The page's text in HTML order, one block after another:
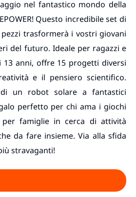
nel fantastico mondo della
Questo incredibile set di
trasformerà i vostri giovani
del futuro. Ideale per ragazzi e
13 anni, offre 15 progetti diversi
e il pensiero scientifico.
di un robot solare a fantastici
perfetto per chi ama i giochi
per famiglie in cerca di attività
da fare insieme. Via alla sfida
stravaganti!